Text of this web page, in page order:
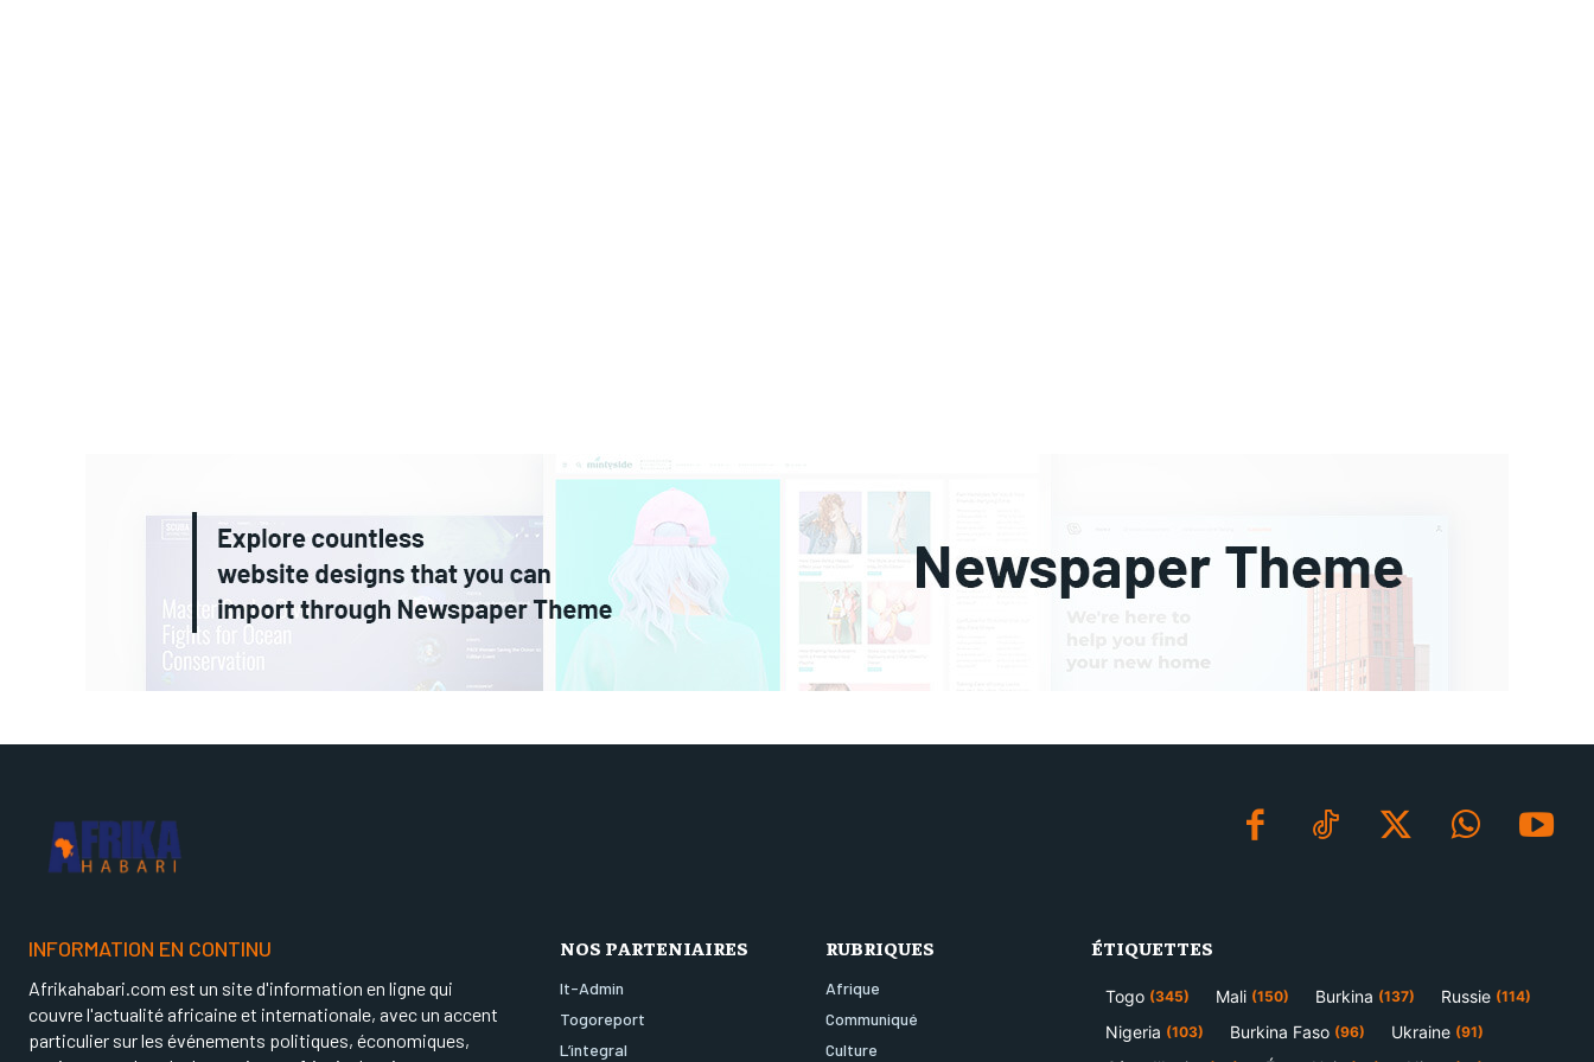
INFORMATION EN CONTINU
Afrikahabari.com est un site d'information en ligne qui
couvre l'actualité africaine et internationale, avec un accent
particulier sur les événements politiques, économiques,
NOS PARTENIAIRES
It-Admin
Togoreport
L’integral
RUBRIQUES
Afrique
Communiqué
Culture
ÉTIQUETTES
Togo (345) Mali (150) Burkina (137) Russie (114)
Nigeria (103) Burkina Faso (96) Ukraine (91)